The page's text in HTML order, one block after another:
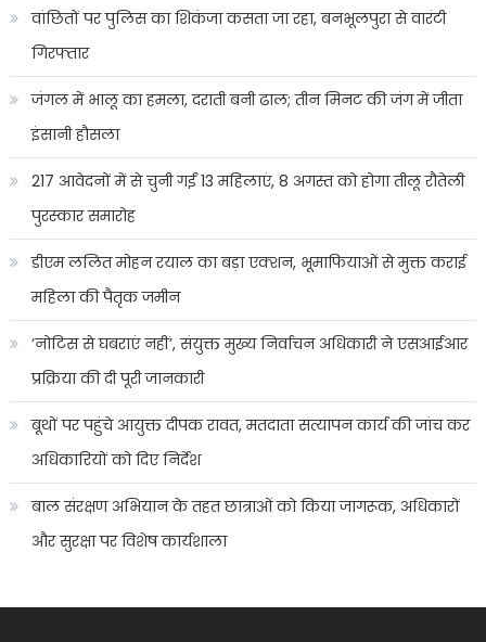
वांछितों पर पुलिस का शिकंजा कसता जा रहा, बनभूलपुरा से वारंटी
गिरफ्तार
जंगल में भालू का हमला, दराती बनी ढाल; तीन मिनट की जंग में जीता
इंसानी हौसला
217 आवेदनों में से चुनी गईं 13 महिलाएं, 8 अगस्त को होगा तीलू रौतेली
पुरस्कार समारोह
डीएम ललित मोहन रयाल का बड़ा एक्शन, भूमाफियाओं से मुक्त कराई
महिला की पैतृक जमीन
‘नोटिस से घबराएं नहीं’, संयुक्त मुख्य निर्वाचन अधिकारी ने एसआईआर
प्रक्रिया की दी पूरी जानकारी
बूथों पर पहुंचे आयुक्त दीपक रावत, मतदाता सत्यापन कार्य की जांच कर
अधिकारियों को दिए निर्देश
बाल संरक्षण अभियान के तहत छात्राओं को किया जागरूक, अधिकारों
और सुरक्षा पर विशेष कार्यशाला